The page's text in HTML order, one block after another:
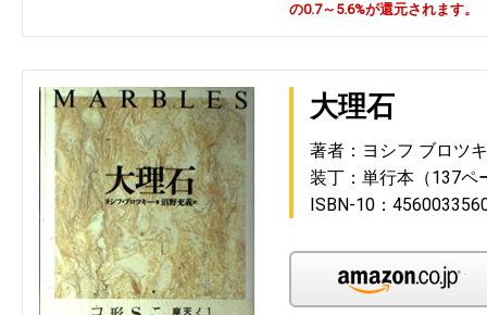
の0.7～5.6%が還元されます。
大理石
著者：ヨシフ ブロツ
装丁：単行本（137ペ
ISBN-10：